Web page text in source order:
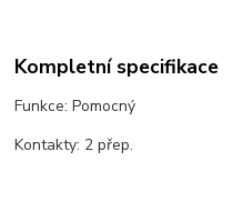
Kompletní specifikace
Funkce: Pomocný
Kontakty: 2 přep.